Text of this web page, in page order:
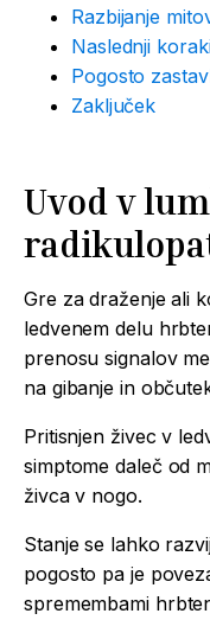
Razbijanje
Naslednji
Pogosto
Zaključek
Uvod v
Gre za draženje ali
ledvenem delu
prenosu signalov
na gibanje in
Pritisnjen živec v
simptome daleč od
živca v nogo.
Stanje se lahko
pogosto pa je
spremembami